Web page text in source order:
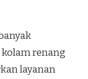
renang
layanan